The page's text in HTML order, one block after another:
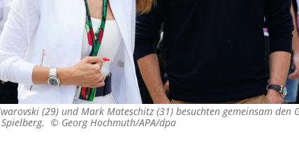
(29) und Mark Mateschitz (31) besuchten gemeinsam den
Spielberg. © Georg Hochmuth/APA/dpa